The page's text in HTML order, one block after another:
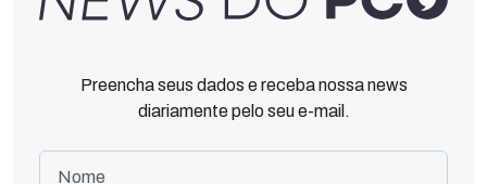
Preencha seus dados e receba nossa news
diariamente pelo seu e-mail.